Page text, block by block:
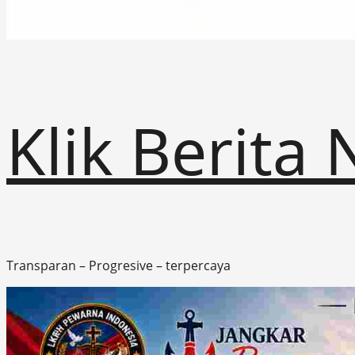
Klik Berita
Transparan – Progresive – terpercaya